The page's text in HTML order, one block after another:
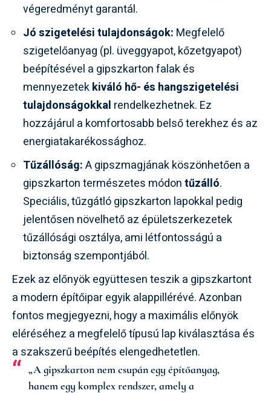
végeredményt garantál.
Jó szigetelési tulajdonságok: Megfelelő
szigetelőanyag (pl. üveggyapot, kőzetgyapot)
beépítésével a gipszkarton falak és
mennyezetekkiváló hő- és hangszigetelési
tulajdonságokkal rendelkezhetnek. Ez
hozzájárul a komfortosabb belső terekhez és az
energiatakarékossághoz.
Tűzállóság:A gipszmagjának köszönhetően a
gipszkarton természetes módontűzálló.
Speciális, tűzgátló gipszkarton lapokkal pedig
jelentősen növelhető az épületszerkezetek
tűzállósági osztálya, ami létfontosságú a
biztonság szempontjából.
Ezek az előnyök együttesen teszik a gipszkartont
a modern építőipar egyik alappillérévé. Azonban
fontos megjegyezni, hogy a maximális előnyök
eléréséhez a megfelelő típusú lap kiválasztása és
a szakszerű beépítés elengedhetetlen.
„A gipszkarton nem csupán egy építőanyag,
hanem egy komplex rendszer, amely a